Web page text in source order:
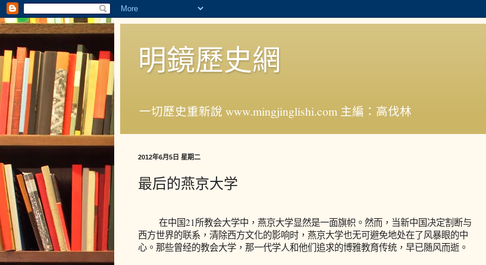
明鏡歷史網
一切歷史重新說 www.mingjinglishi.com 主編：高伐林
2012年6月5日 星期二
最后的燕京大学
在中国21所教会大学中，燕京大学显然是一面旗帜。然而，当新中国决定割断与
西方世界的联系，清除西方文化的影响时，燕京大学也无可避免地处在了风暴眼的中
心。那些曾经的教会大学，那一代学人和他们追求的博雅教育传统，早已随风而逝。